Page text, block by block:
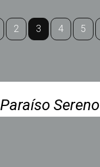
2 3 4 5
Paraíso Sereno